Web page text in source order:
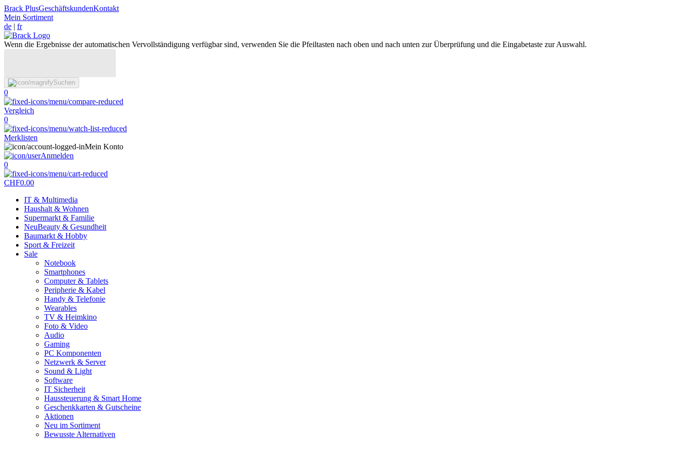
Brack PlusGeschäftskundenKontakt
Mein Sortiment
de | fr
Wenn die Ergebnisse der automatischen Vervollständigung verfügbar sind, verwenden Sie die Pfeiltasten nach oben und nach unten zur Überprüfung und die Eingabetaste zur Auswahl.
Suchen
0
Vergleich
0
Merklisten
Mein Konto
Anmelden
0
CHF0.00
IT & Multimedia
Haushalt & Wohnen
Supermarkt & Familie
NeuBeauty & Gesundheit
Baumarkt & Hobby
Sport & Freizeit
Sale
Notebook
Smartphones
Computer & Tablets
Peripherie & Kabel
Handy & Telefonie
Wearables
TV & Heimkino
Foto & Video
Audio
Gaming
PC Komponenten
Netzwerk & Server
Sound & Light
Software
IT Sicherheit
Haussteuerung & Smart Home
Geschenkkarten & Gutscheine
Aktionen
Neu im Sortiment
Bewusste Alternativen